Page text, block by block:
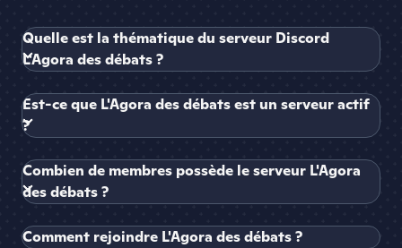
Quelle est la thématique du serveur Discord
L'Agora des débats ?
Est-ce que L'Agora des débats est un serveur actif
?
Combien de membres possède le serveur L'Agora
des débats ?
Comment rejoindre L'Agora des débats ?